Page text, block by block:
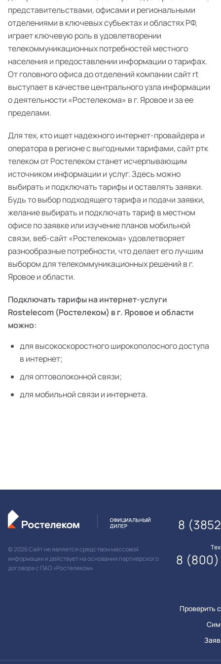
представительствами, офисами и региональными
отделениями в ключевых субъектах и областях РФ,
играет ключевую роль в удовлетворении
телекоммуникационных потребностей местного
населения и предоставлении информации о тарифах.
От головного офиса до отделений компании сайт rt
выступает в качестве центрального узла информации
о деятельности «Ростелекома» в г. Яровое и за ее
пределами.
Для тех, кто ищет надежного интернет-провайдера и
оператора в регионе с выгодными тарифами, сайт ртк
телеком от Ростелеком станет исчерпывающим
источником информации и услуг. Здесь можно
выбирать и подключать тарифы и оставлять заявки.
Будь то выбор подходящего тарифа и подачи заявки,
желание выбирать и подключать тариф в местном
офисе по заявке или изучение планов мобильной
связи, веб-сайт «Ростелекома» удовлетворяет
разнообразные потребности, что делает его лучшим
выбором для телекоммуникационных решений в г.
Яровое и области.
Подключать тарифы на интернет-услуги
Rostelecom (Ростелеком) в г. Яровое и области
можно:
для высокоскоростного широкополосного доступа
в интернет;
для оптоволоконной связи;
для мобильной связи и интернета.
© 2026 Сайт не является средством массовой
информации и действует на основании партнерского
договора с ПАО «Ростелеком»
Проверить
8
8